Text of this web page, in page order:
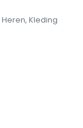
Heren, Kleding